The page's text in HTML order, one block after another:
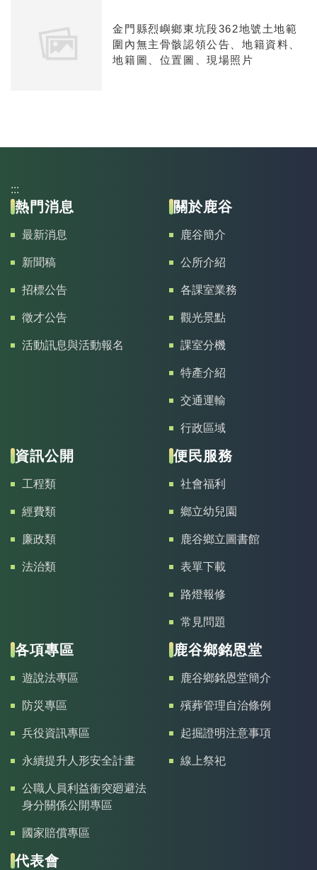
金門縣烈嶼鄉東坑段362地號土地範
圍內無主骨骸認領公告、地籍資料、
地籍圖、位置圖、現場照片
:::
熱門消息
最新消息
新聞稿
招標公告
徵才公告
活動訊息與活動報名
關於鹿谷
鹿谷簡介
公所介紹
各課室業務
觀光景點
課室分機
特產介紹
交通運輸
行政區域
資訊公開
工程類
經費類
廉政類
法治類
便民服務
社會福利
鄉立幼兒園
鹿谷鄉立圖書館
表單下載
路燈報修
常見問題
各項專區
遊說法專區
防災專區
兵役資訊專區
永續提升人形安全計畫
公職人員利益衝突廻避法
身分關係公開專區
國家賠償專區
鹿谷鄉銘恩堂
鹿谷鄉銘恩堂簡介
殯葬管理自治條例
起掘證明注意事項
線上祭祀
代表會